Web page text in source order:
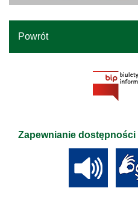
Powrót
Zapewnianie dostępności